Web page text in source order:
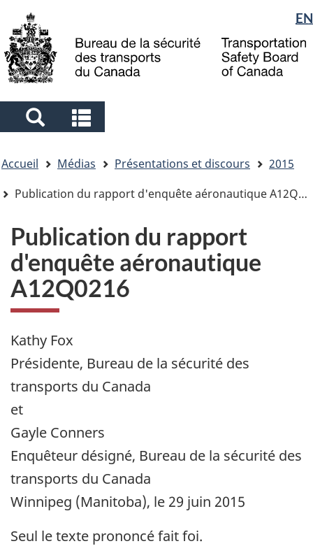
to
main
to
"About
government"
à
la
Sélection
de
la
langue
EN
Search
and
menus
and
menus
êtes
ici
Accueil Médias Présentations et discours
2015
Publication du rapport d'enquête aéronautique A12Q0216
Publication du rapport
d'enquête aéronautique
A12Q0216
Kathy Fox
Présidente, Bureau de la sécurité des
transports du Canada
et
Gayle Conners
Enquêteur désigné, Bureau de la sécurité des
transports du Canada
Winnipeg (Manitoba), le 29 juin 2015
Seul le texte prononcé fait foi.